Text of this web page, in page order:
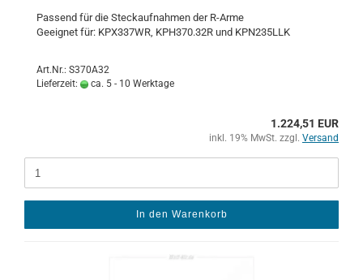
Pas­send für die Steck­auf­nah­men der R-​Arme
Ge­eig­net für: KPX337WR, KPH370.32R und KPN235LLK
Art.Nr.: S370A32
Lieferzeit:
ca. 5 - 10 Werktage
1.224,51 EUR
inkl. 19% MwSt. zzgl. Versand
In den Warenkorb